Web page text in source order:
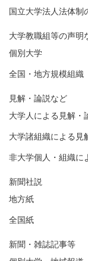
国立大学法人法
大学教職組等の声明
個別大学
全国・地方規模組織
見解・論説など
大学人による見解・
大学諸組織による見
非大学個人・組織に
新聞社説
地方紙
全国紙
新聞・雑誌記事等